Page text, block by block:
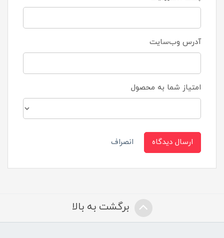
آدرس وب‌سایت
امتیاز شما به محصول
ارسال دیدگاه انصراف
برگشت به بالا